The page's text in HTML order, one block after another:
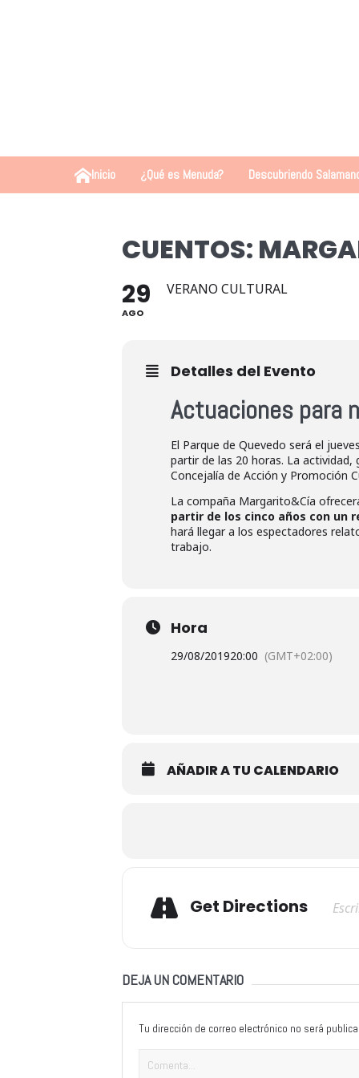
Inicio ¿Qué es Menuda? Descubriendo
CUENTOS:
29
AGO
VERANO CULTURAL
Detalles del Evento
Actuaciones para
El Parque de Quevedo será el
partir de las 20 horas. La
Concejalía de Acción y Promoción
La compaña Margarito&Cía
partir de los cinco años con un
hará llegar a los espectadores
trabajo.
Hora
29/08/201920:00 (GMT+02:00)
AÑADIR A TU CALENDARIO
Get Directions
DEJA UN COMENTARIO
Tu dirección de correo electrónico no será